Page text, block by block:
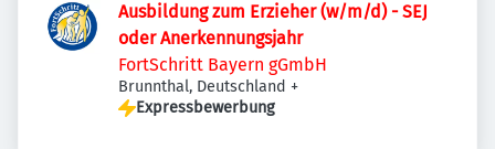
Ausbildung zum Erzieher (w/m/d) - SEJ
oder Anerkennungsjahr
FortSchritt Bayern gGmbH
Brunnthal, Deutschland +
Expressbewerbung